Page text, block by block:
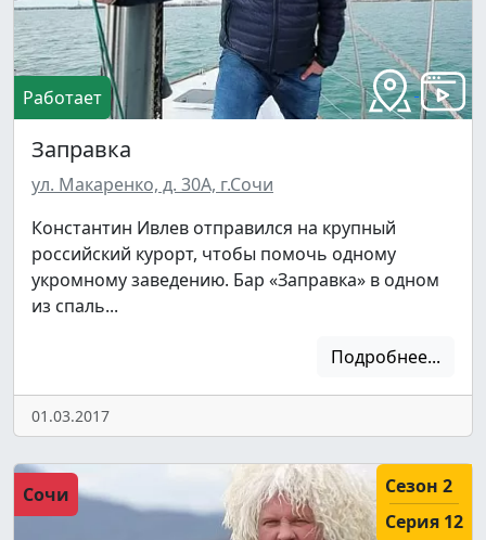
Работает
Заправка
ул. Макаренко, д. 30А, г.Сочи
Константин Ивлев отправился на крупный
российский курорт, чтобы помочь одному
укромному заведению. Бар «Заправка» в одном
из спаль...
Подробнее...
01.03.2017
Сочи
Сезон 2
Серия 12